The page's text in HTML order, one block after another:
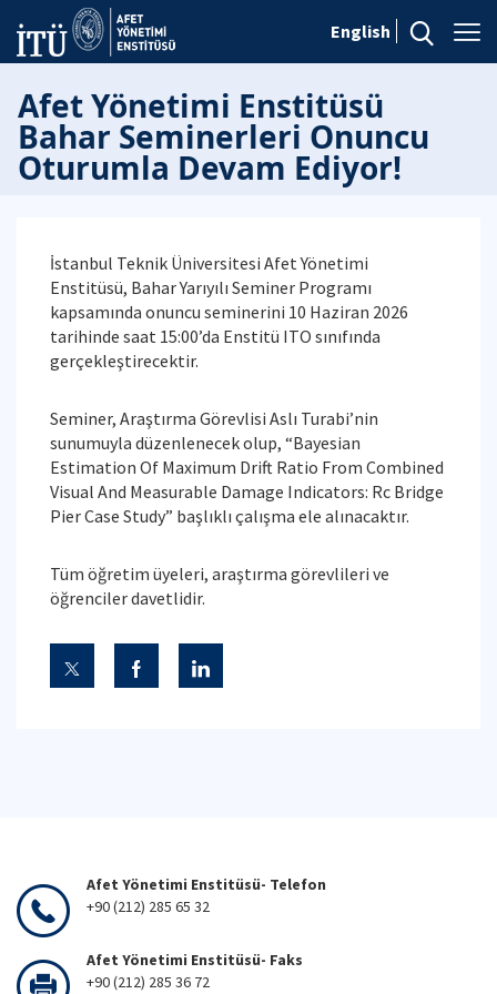
English
Afet Yönetimi Enstitüsü
Bahar Seminerleri Onuncu
Oturumla Devam Ediyor!
İstanbul Teknik Üniversitesi Afet Yönetimi
Enstitüsü, Bahar Yarıyılı Seminer Programı
kapsamında onuncu seminerini 10 Haziran 2026
tarihinde saat 15:00’da Enstitü ITO sınıfında
gerçekleştirecektir.
Seminer, Araştırma Görevlisi Aslı Turabi’nin
sunumuyla düzenlenecek olup, “Bayesian
Estimation Of Maximum Drift Ratio From Combined
Visual And Measurable Damage Indicators: Rc Bridge
Pier Case Study” başlıklı çalışma ele alınacaktır.
Tüm öğretim üyeleri, araştırma görevlileri ve
öğrenciler davetlidir.
Afet Yönetimi Enstitüsü- Telefon
+90 (212) 285 65 32
Afet Yönetimi Enstitüsü- Faks
+90 (212) 285 36 72